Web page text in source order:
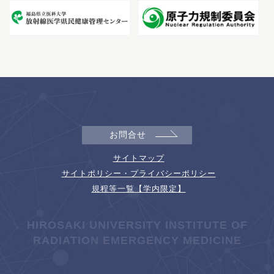
お問合せ
サイトマップ
サイトポリシー・プライバシーポリシー
規程等一覧【学内限定】
HIROSAKI UNIVERSITY INSTITUTE OF
RADIATION EMERGENCY MEDICINE